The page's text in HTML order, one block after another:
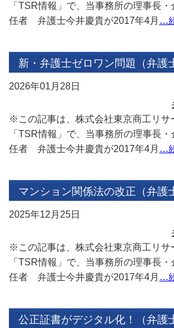
「TSR情報」で、当事務所の理事長
任者 弁護士今井慶貴が2017年4月 …
新・弁護士ゼロワン問題（弁護
2026年01月28日
※この記事は、株式会社東京商工リサ
「TSR情報」で、当事務所の理事長
任者 弁護士今井慶貴が2017年4月 …
マンション関係法の改正（弁護
2025年12月25日
※この記事は、株式会社東京商工リサ
「TSR情報」で、当事務所の理事長
任者 弁護士今井慶貴が2017年4月 …
公正証書がデジタル化！（弁護